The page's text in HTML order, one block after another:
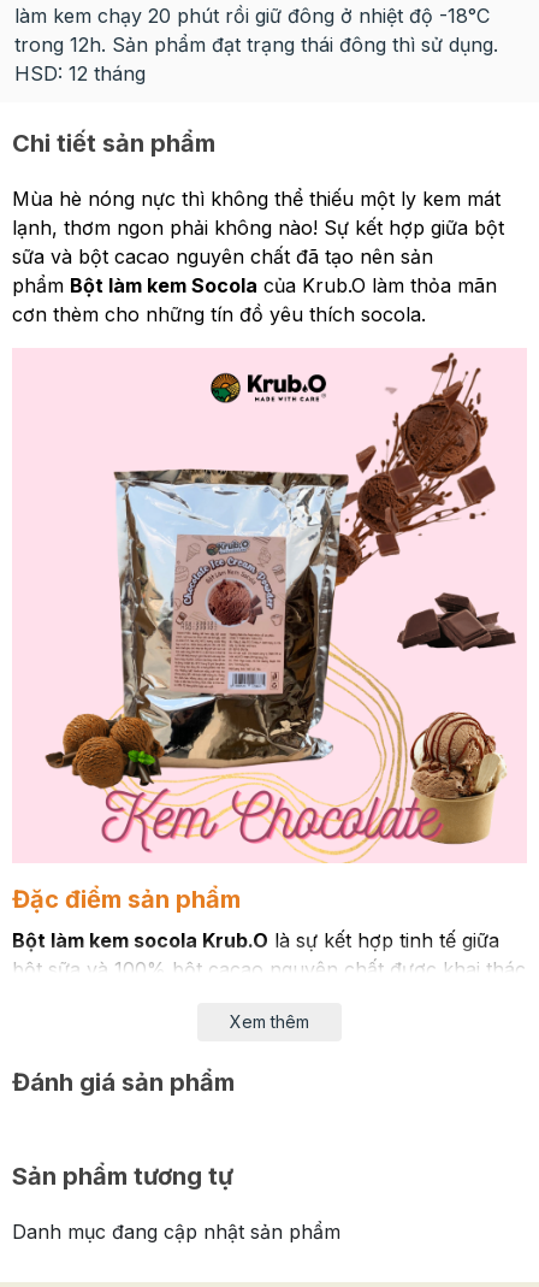
làm kem chạy 20 phút rồi giữ đông ở nhiệt độ -18°C
trong 12h. Sản phẩm đạt trạng thái đông thì sử dụng.
HSD: 12 tháng
Chi tiết sản phẩm
Mùa hè nóng nực thì không thể thiếu một ly kem mát
lạnh, thơm ngon phải không nào! Sự kết hợp giữa bột
sữa và bột cacao nguyên chất đã tạo nên sản
phẩm Bột làm kem Socola của Krub.O làm thỏa mãn
cơn thèm cho những tín đồ yêu thích socola.
Đặc điểm sản phẩm
Bột làm kem socola Krub.O là sự kết hợp tinh tế giữa
bột sữa và 100% bột cacao nguyên chất được khai thác
Xem thêm
Đánh giá sản phẩm
Sản phẩm tương tự
Danh mục đang cập nhật sản phẩm